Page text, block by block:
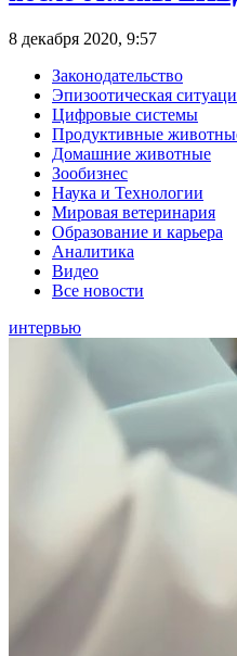
8 декабря 2020, 9:57
Законодательство
Эпизоотическая
Цифровые системы
Продуктивные
Домашние животные
Зообизнес
Наука и Технологии
Мировая ветеринария
Образование и карьера
Аналитика
Видео
Все новости
интервью